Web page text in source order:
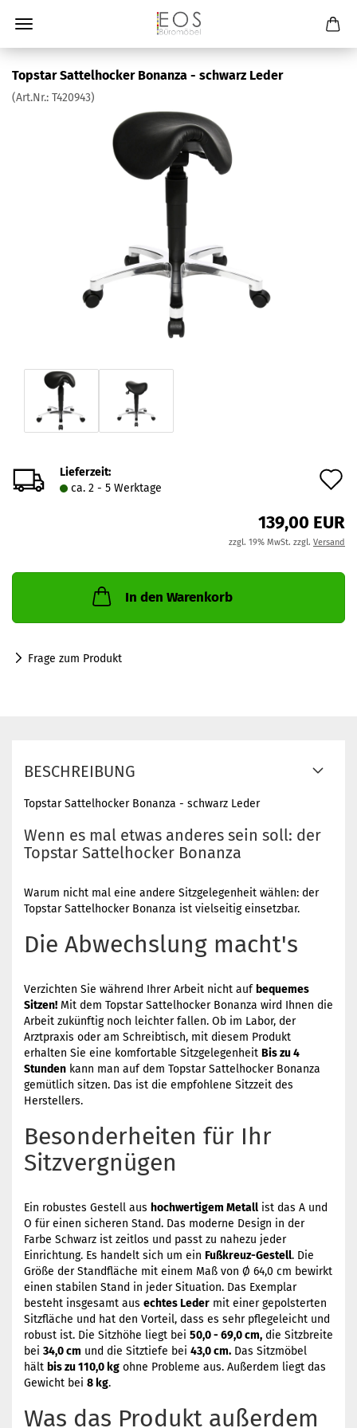
Topstar Sattelhocker Bonanza - schwarz Leder
(Art.Nr.: T420943)
Lieferzeit:
ca. 2 - 5 Werktage
139,00 EUR
zzgl. 19% MwSt. zzgl. Versand
In den Warenkorb
Frage zum Produkt
BESCHREIBUNG
Topstar Sattelhocker Bonanza - schwarz Leder
Wenn es mal etwas anderes sein soll: der
Topstar Sattelhocker Bonanza
Warum nicht mal eine andere Sitzgelegenheit wählen: der
Topstar Sattelhocker Bonanza ist vielseitig einsetzbar.
Die Abwechslung macht's
Verzichten Sie während Ihrer Arbeit nicht auf bequemes
Sitzen! Mit dem Topstar Sattelhocker Bonanza wird Ihnen die
Arbeit zukünftig noch leichter fallen. Ob im Labor, der
Arztpraxis oder am Schreibtisch, mit diesem Produkt
erhalten Sie eine komfortable Sitzgelegenheit Bis zu 4
Stunden kann man auf dem Topstar Sattelhocker Bonanza
gemütlich sitzen. Das ist die empfohlene Sitzzeit des
Herstellers.
Besonderheiten für Ihr
Sitzvergnügen
Ein robustes Gestell aus hochwertigem Metall ist das A und
O für einen sicheren Stand. Das moderne Design in der
Farbe Schwarz ist zeitlos und passt zu nahezu jeder
Einrichtung. Es handelt sich um ein Fußkreuz-Gestell. Die
Größe der Standfläche mit einem Maß von Ø 64,0 cm bewirkt
einen stabilen Stand in jeder Situation. Das Exemplar
besteht insgesamt aus echtes Leder mit einer gepolsterten
Sitzfläche und hat den Vorteil, dass es sehr pflegeleicht und
robust ist. Die Sitzhöhe liegt bei 50,0 - 69,0 cm, die Sitzbreite
bei 34,0 cm und die Sitztiefe bei 43,0 cm. Das Sitzmöbel
hält bis zu 110,0 kg ohne Probleme aus. Außerdem liegt das
Gewicht bei 8 kg.
Was das Produkt außerdem